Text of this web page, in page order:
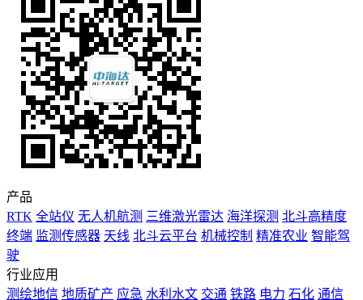
产品
RTK 全站仪 无人机航测 三维激光雷达 海洋探测 北斗高精度
终端 监测传感器 天线 北斗云平台 机械控制 精准农业 智能驾
驶
行业应用
测绘地信 地质矿产 应急 水利水文 交通 铁路 电力 石化 通信